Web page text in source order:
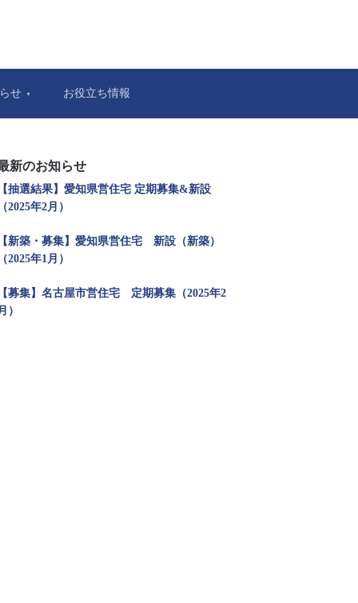
せ お役立ち情報
新のお知らせ
【抽選結果】愛知県営住宅 定期募集&新設
（2025年2月）
【新築・募集】愛知県営住宅 新設（新築）
（2025年1月）
【募集】名古屋市営住宅 定期募集（2025年2
月）